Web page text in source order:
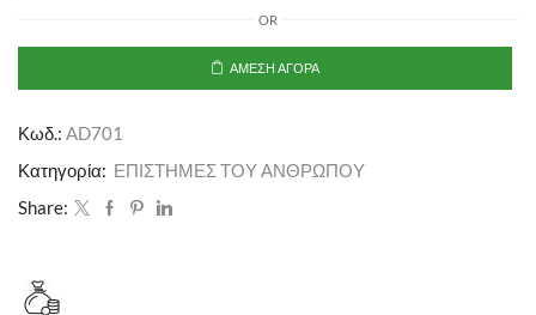
OR
ΆΜΕΣΗ ΑΓΟΡΆ
Κωδ.: AD701
Κατηγορία: ΕΠΙΣΤΗΜΕΣ ΤΟΥ ΑΝΘΡΩΠΟΥ
Share: